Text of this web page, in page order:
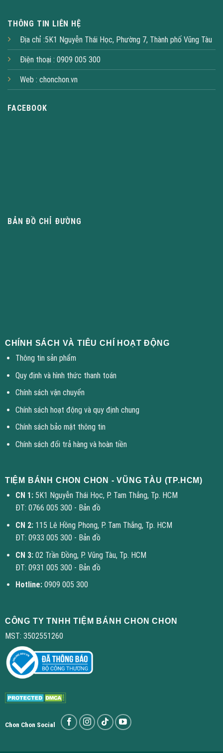
THÔNG TIN LIÊN HỆ
Địa chỉ :5K1 Nguyễn Thái Học, Phường 7, Thành phố Vũng Tàu
Điện thoại : 0909 005 300
Web : chonchon.vn
FACEBOOK
BẢN ĐỒ CHỈ ĐƯỜNG
CHÍNH SÁCH VÀ TIÊU CHÍ HOẠT ĐỘNG
Thông tin sản phẩm
Quy định và hình thức thanh toán
Chính sách vận chuyển
Chính sách hoạt động và quy định chung
Chính sách bảo mật thông tin
Chính sách đổi trả hàng và hoàn tiền
TIỆM BÁNH CHON CHON - VŨNG TÀU (TP.HCM)
CN 1:5K1 Nguyễn Thái Học, P. Tam Thắng, Tp. HCM
ĐT: 0766 005 300 - Bản đồ
CN 2:115 Lê Hồng Phong, P. Tam Thắng, Tp. HCM
ĐT: 0933 005 300 - Bản đồ
CN 3:02 Trần Đồng, P. Vũng Tàu, Tp. HCM
ĐT: 0931 005 300 - Bản đồ
Hotline: 0909 005 300
CÔNG TY TNHH TIỆM BÁNH CHON CHON
MST: 3502551260
Chon Chon Social